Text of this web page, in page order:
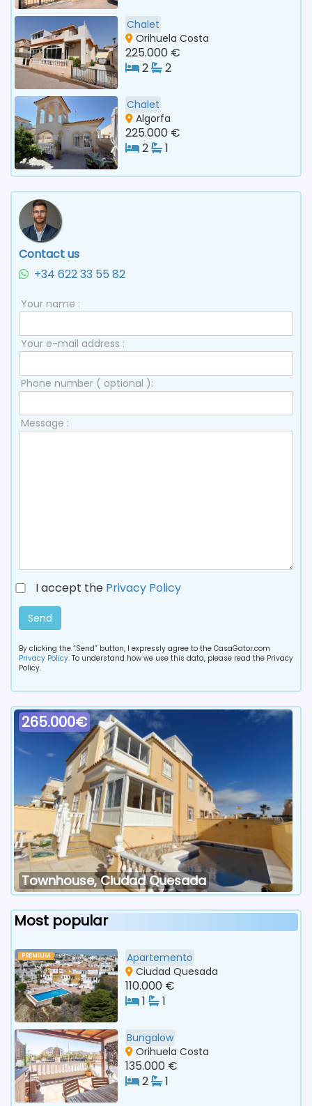
Chalet
Orihuela Costa
225.000 €
2
2
Chalet
Algorfa
225.000 €
2
1
Contact us
+34 622 33 55 82
Your name :
Your e-mail address :
Phone number ( optional ):
Message :
I accept the Privacy Policy
Send
By clicking the “Send” button, I expressly agree to the CasaGator.com
Privacy Policy. To understand how we use this data, please read the Privacy
Policy.
265.000€
Townhouse, Ciudad Quesada
Most popular
PREMIUM
Apartemento
Ciudad Quesada
110.000 €
1
1
Bungalow
Orihuela Costa
135.000 €
2
1